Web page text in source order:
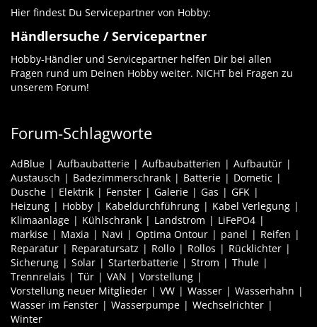
Hier findest Du Servicepartner von Hobby:
Händlersuche / Servicepartner
Hobby-Händler und Servicepartner helfen Dir bei allen
Fragen rund um Deinen Hobby weiter. NICHT bei Fragen zu
unserem Forum!
Forum-Schlagworte
AdBlue Aufbaubatterie Aufbaubatterien
Aufbautür
Austausch
Badezimmerschrank Batterie
Dometic
Dusche
Elektrik Fenster Galerie Gas
GFK
Heizung
Hobby Kabeldurchführung
Kabel Verlegung
Klimaanlage
Kühlschrank Landstrom
LiFePO4
markise
Maxia Navi Optima Ontour panel
Reifen
Reparatur
Reparatursatz Rollo Rollos
Rücklichter
Sicherung
Solar Starterbatterie Strom
Thule
Trennrelais
Tür VAN
Vorstellung
Vorstellung neuer Mitglieder
VW Wasser
Wasserhahn
Wasser im Fenster
Wasserpumpe
Wechselrichter
Winter